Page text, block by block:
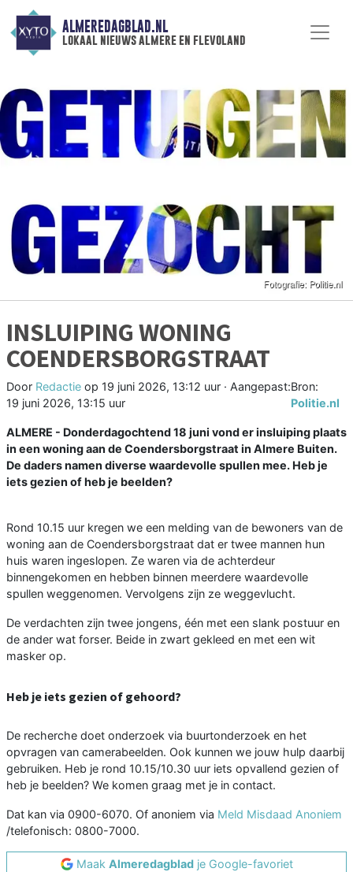
ALMEREDAGBLAD.NL
lokaal nieuws almere en flevoland
INSLUIPING WONING
COENDERSBORGSTRAAT
Door Redactie op 19 juni 2026, 13:12 uur · Aangepast:
19 juni 2026, 13:15 uur
Bron:
Politie.nl
ALMERE - Donderdagochtend 18 juni vond er insluiping plaats
in een woning aan de Coendersborgstraat in Almere Buiten.
De daders namen diverse waardevolle spullen mee. Heb je
iets gezien of heb je beelden?
Rond 10.15 uur kregen we een melding van de bewoners van de
woning aan de Coendersborgstraat dat er twee mannen hun
huis waren ingeslopen. Ze waren via de achterdeur
binnengekomen en hebben binnen meerdere waardevolle
spullen weggenomen. Vervolgens zijn ze weggevlucht.
De verdachten zijn twee jongens, één met een slank postuur en
de ander wat forser. Beide in zwart gekleed en met een wit
masker op.
Heb je iets gezien of gehoord?
De recherche doet onderzoek via buurtonderzoek en het
opvragen van camerabeelden. Ook kunnen we jouw hulp daarbij
gebruiken. Heb je rond 10.15/10.30 uur iets opvallend gezien of
heb je beelden? We komen graag met je in contact.
Dat kan via 0900-6070. Of anoniem via Meld Misdaad Anoniem
/telefonisch: 0800-7000.
Maak Almeredagbladje Google-favoriet